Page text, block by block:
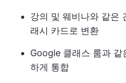
강의 및 웨비나와 같은
래시 카드로 변환
Google 클래스 룸과
하게 통합